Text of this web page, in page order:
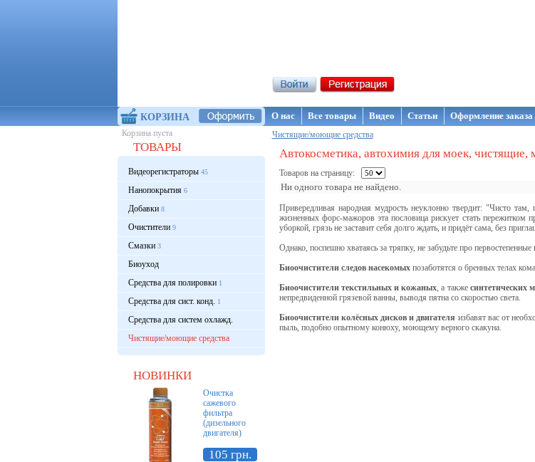
КОРЗИНА
Корзина пуста
ТОВАРЫ
Видеорегистраторы45
Нанопокрытия6
Добавки8
Очистители9
Смазки3
Биоуход
Средства для полировки1
Средства для сист. конд. 1
Средства для систем охлажд.
Чистящие/моющие средства
НОВИНКИ
Очистка
сажевого
фильтра
(дизельного
двигателя)
105 грн.
О нас Все товары Видео Статьи Оформление заказа
Чистящие/моющие средства
Автокосметика, автохимия для моек, чистящие,
Товаров на страницу:
Ни одного товара не найдено.
Привередливая народная мудрость неуклонно твердит: "Чисто
жизненных форс-мажоров эта пословица рискует стать
уборкой, грязь не заставит себя долго ждать, и придёт сама, без
Однако, поспешно хватаясь за тряпку, не забудьте про
Биоочистители следов насекомыхпозаботятся о бренных телах
Биоочистители текстильных и кожаных, а также синтетических
непредвиденной грязевой ванны, выводя пятна со скоростью света.
Биоочистители колёсных дисков и двигателя избавят вас от
пыль, подобно опытному конюху, моющему верного скакуна.